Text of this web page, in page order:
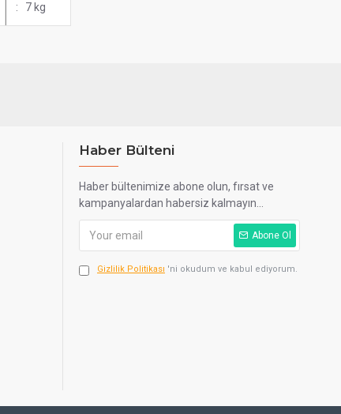
: 7 kg
Haber Bülteni
Haber bültenimize abone olun, fırsat ve
kampanyalardan habersiz kalmayın...
Abone Ol
Gizlilik Politikası 'ni okudum ve kabul ediyorum.